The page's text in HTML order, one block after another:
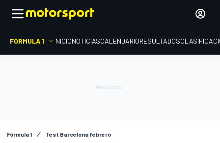
FÓRMULA 1 INICIONOTICIASCALENDARIORESULTADOS
Fórmula 1 Test Barcelona febrero